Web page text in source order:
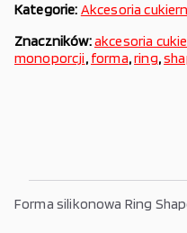
Kategorie: Akcesoria
Znaczników:akcesoria
monoporcji, forma,ring,
Forma silikonowa Ring